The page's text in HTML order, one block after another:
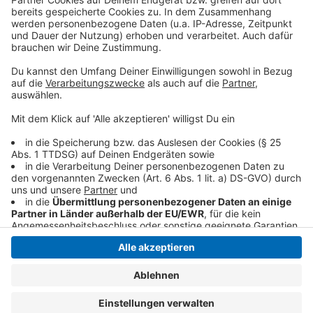
so lustig wie immer.
Anzeige
Anzeige
Anzeige